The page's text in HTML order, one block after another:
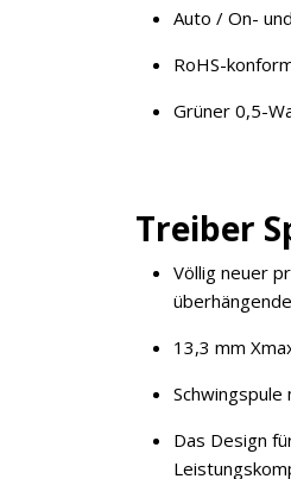
Auto / On-
RoHS-
Grüner 0,5-
Treiber
Völlig neuer
13,3 mm
Das Design